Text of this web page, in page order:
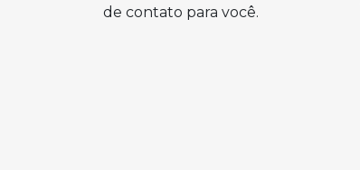
de contato para você.